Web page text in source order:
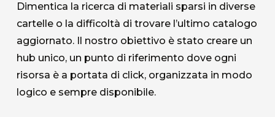
Dimentica la ricerca di materiali sparsi in diverse
cartelle o la difficoltà di trovare l’ultimo catalogo
aggiornato. Il nostro obiettivo è stato creare un
hub unico, un punto di riferimento dove ogni
risorsa è a portata di click, organizzata in modo
logico e sempre disponibile.
Chi siamo
L'azienda
Official Showroom